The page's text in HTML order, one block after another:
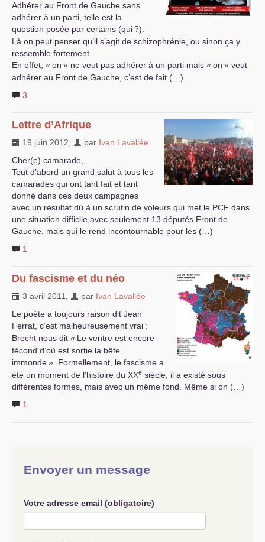
Adhérer au Front de Gauche sans
adhérer à un parti, telle est la
question posée par certains (qui?).
Là on peut penser qu’il s’agit de schizophrénie, ou sinon ça y
ressemble fortement.
En effet, « on » ne veut pas adhérer à un parti mais « on » veut
adhérer au Front de Gauche, c’est de fait (…)
3
Lettre d’Afrique
19 juin 2012 par Ivan Lavallée
Cher(e) camarade,
Tout d’abord un grand salut à tous les
camarades qui ont tant fait et tant
donné dans ces deux campagnes
avec un résultat dû à un scrutin de voleurs qui met le PCF dans
une situation difficile avec seulement 13 députés Front de
Gauche, mais qui le rend incontournable pour les (…)
1
Du fascisme et du néo
3 avril 2011 par Ivan Lavallée
Le poète a toujours raison dit Jean
Ferrat, c’est malheureusement vrai ;
Brecht nous dit « Le ventre est encore
fécond d’où est sortie la bête
immonde». Formellement, le fascisme a
été un moment de l’histoire du XXe siècle, il a existé sous
différentes formes, mais avec un même fond. Même si on (…)
1
Envoyer un message
Votre adresse email (obligatoire)